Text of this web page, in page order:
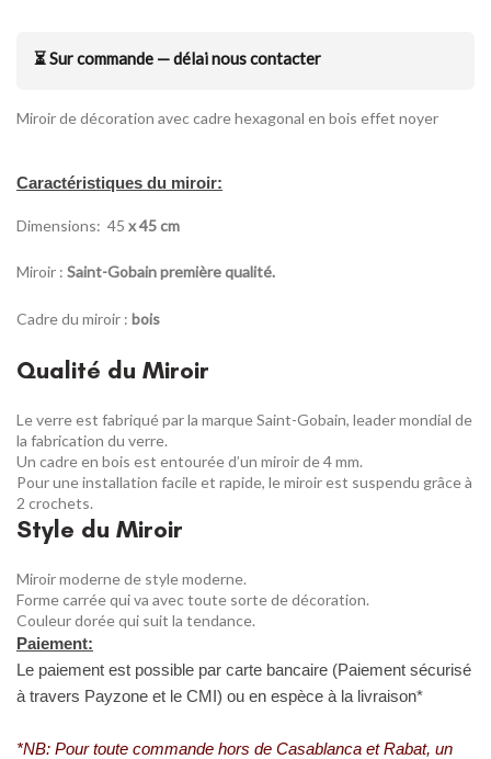
⏳ Sur commande — délai nous contacter
Miroir de décoration avec cadre hexagonal en bois effet noyer
Caractéristiques du miroir:
Dimensions: 45 x 45 cm
Miroir : Saint-Gobain première qualité.
Cadre du miroir : bois
Qualité du Miroir
Le verre est fabriqué par la marque Saint-Gobain, leader mondial de
la fabrication du verre.
Un cadre en bois est entourée d’un miroir de 4 mm.
Pour une installation facile et rapide, le miroir est suspendu grâce à
2 crochets.
Style du Miroir
Miroir moderne de style moderne.
Forme carrée qui va avec toute sorte de décoration.
Couleur dorée qui suit la tendance.
Paiement:
Le paiement est possible par carte bancaire (Paiement sécurisé
à travers Payzone et le CMI) ou en espèce à la livraison*
*NB: Pour toute commande hors de Casablanca et Rabat, un